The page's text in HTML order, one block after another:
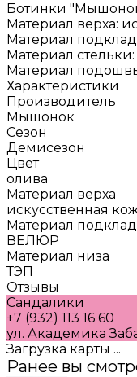
Ботинки
Материал верха:
Материал
Материал
Материал
Характеристики
Производитель
Мышонок
Сезон
Демисезон
Цвет
олива
Материал верха
искусственная
Материал
ВЕЛЮР
Материал низа
ТЭП
Отзывы
Сандалики
+7 (932) 113 16 60
ул. Академика
Загрузка карты ...
Ранее вы